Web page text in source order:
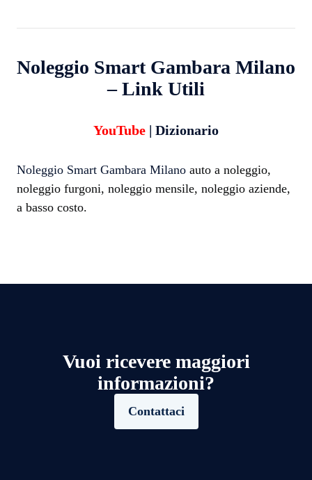
Noleggio Smart Gambara Milano
– Link Utili
YouTube | Dizionario
Noleggio Smart Gambara Milano auto a noleggio,
noleggio furgoni, noleggio mensile, noleggio aziende,
a basso costo.
Vuoi ricevere maggiori
informazioni?
Contattaci